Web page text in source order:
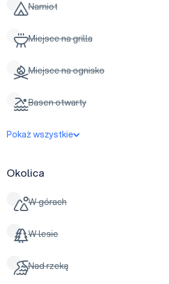
Namiot
Miejsce na grilla
Miejsce na ognisko
Basen otwarty
Pokaż wszystkie
Okolica
W górach
W lesie
Nad rzeką